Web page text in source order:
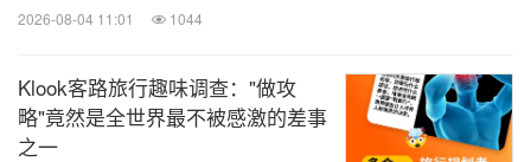
2026-08-04 11:01 1044
Klook客路旅行趣味调查："做攻
略"竟然是全世界最不被感激的差事
之一